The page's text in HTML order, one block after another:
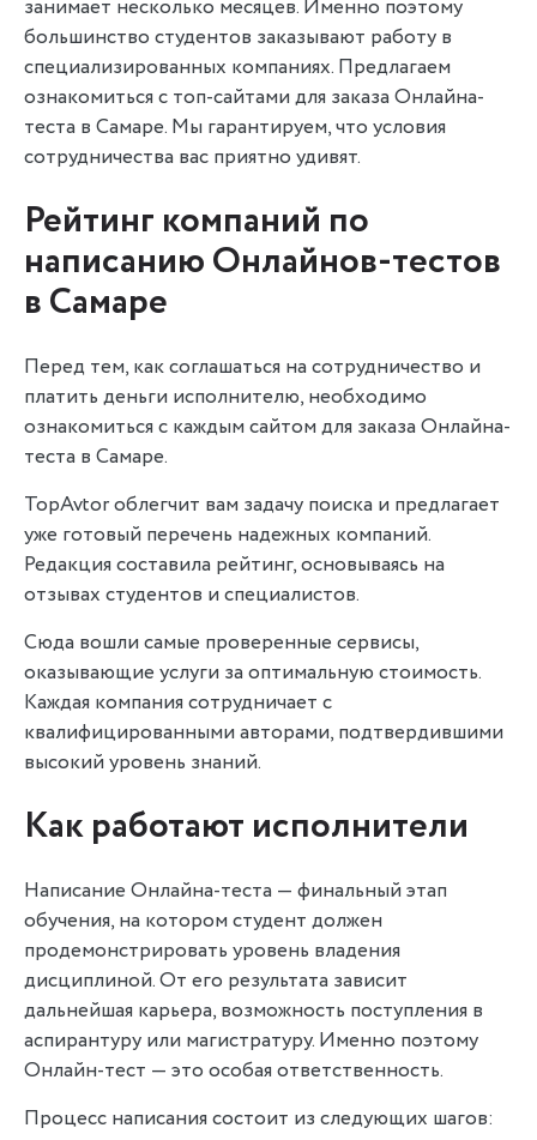
занимает несколько месяцев. Именно поэтому
большинство студентов заказывают работу в
специализированных компаниях. Предлагаем
ознакомиться с топ-сайтами для заказа Онлайна-
теста в Самаре. Мы гарантируем, что условия
сотрудничества вас приятно удивят.
Рейтинг компаний по
написанию Онлайнов-тестов
в Самаре
Перед тем, как соглашаться на сотрудничество и
платить деньги исполнителю, необходимо
ознакомиться с каждым сайтом для заказа Онлайна-
теста в Самаре.
TopAvtor облегчит вам задачу поиска и предлагает
уже готовый перечень надежных компаний.
Редакция составила рейтинг, основываясь на
отзывах студентов и специалистов.
Сюда вошли самые проверенные сервисы,
оказывающие услуги за оптимальную стоимость.
Каждая компания сотрудничает с
квалифицированными авторами, подтвердившими
высокий уровень знаний.
Как работают исполнители
Написание Онлайна-теста — финальный этап
обучения, на котором студент должен
продемонстрировать уровень владения
дисциплиной. От его результата зависит
дальнейшая карьера, возможность поступления в
аспирантуру или магистратуру. Именно поэтому
Онлайн-тест — это особая ответственность.
Процесс написания состоит из следующих шагов: